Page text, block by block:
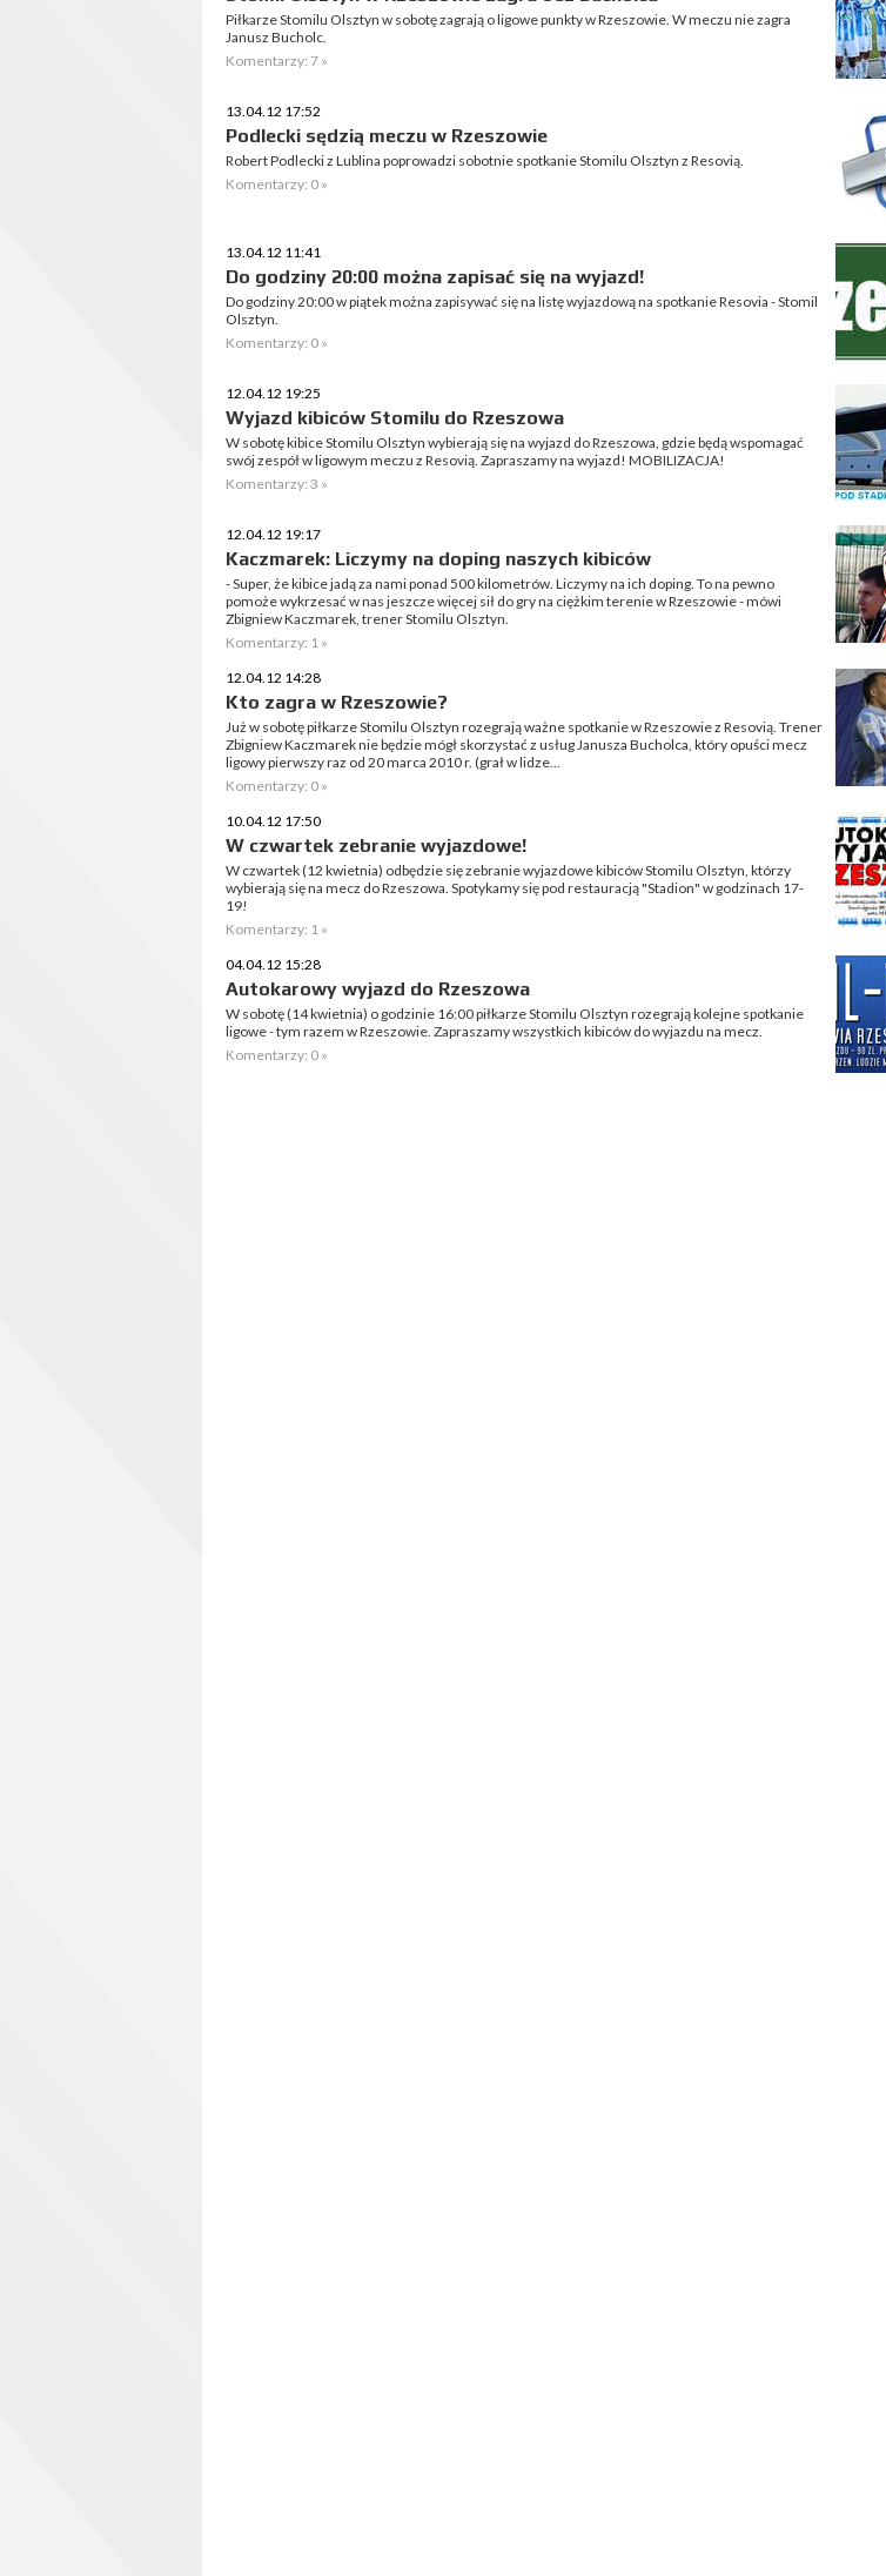
Piłkarze Stomilu Olsztyn w sobotę zagrają o ligowe punkty w Rzeszowie. W meczu nie zagra
Janusz Bucholc.
Komentarzy: 7 »
13.04.12 17:52
Podlecki sędzią meczu w Rzeszowie
Robert Podlecki z Lublina poprowadzi sobotnie spotkanie Stomilu Olsztyn z Resovią.
Komentarzy: 0 »
13.04.12 11:41
Do godziny 20:00 można zapisać się na wyjazd!
Do godziny 20:00 w piątek można zapisywać się na listę wyjazdową na spotkanie Resovia - Stomil
Olsztyn.
Komentarzy: 0 »
12.04.12 19:25
Wyjazd kibiców Stomilu do Rzeszowa
W sobotę kibice Stomilu Olsztyn wybierają się na wyjazd do Rzeszowa, gdzie będą wspomagać
swój zespół w ligowym meczu z Resovią. Zapraszamy na wyjazd! MOBILIZACJA!
Komentarzy: 3 »
12.04.12 19:17
Kaczmarek: Liczymy na doping naszych kibiców
- Super, że kibice jadą za nami ponad 500 kilometrów. Liczymy na ich doping. To na pewno
pomoże wykrzesać w nas jeszcze więcej sił do gry na ciężkim terenie w Rzeszowie - mówi
Zbigniew Kaczmarek, trener Stomilu Olsztyn.
Komentarzy: 1 »
12.04.12 14:28
Kto zagra w Rzeszowie?
Już w sobotę piłkarze Stomilu Olsztyn rozegrają ważne spotkanie w Rzeszowie z Resovią. Trener
Zbigniew Kaczmarek nie będzie mógł skorzystać z usług Janusza Bucholca, który opuści mecz
ligowy pierwszy raz od 20 marca 2010 r. (grał w lidze...
Komentarzy: 0 »
10.04.12 17:50
W czwartek zebranie wyjazdowe!
W czwartek (12 kwietnia) odbędzie się zebranie wyjazdowe kibiców Stomilu Olsztyn, którzy
wybierają się na mecz do Rzeszowa. Spotykamy się pod restauracją "Stadion" w godzinach 17-
19!
Komentarzy: 1 »
04.04.12 15:28
Autokarowy wyjazd do Rzeszowa
W sobotę (14 kwietnia) o godzinie 16:00 piłkarze Stomilu Olsztyn rozegrają kolejne spotkanie
ligowe - tym razem w Rzeszowie. Zapraszamy wszystkich kibiców do wyjazdu na mecz.
Komentarzy: 0 »